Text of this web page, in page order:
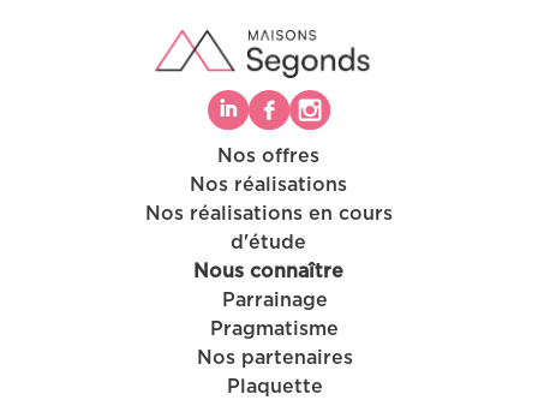
Nos offres
Nos réalisations
Nos réalisations en cours
d'étude
Nous connaître
Parrainage
Pragmatisme
Nos partenaires
Plaquette